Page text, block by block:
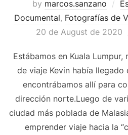
by marcos.sanzano
Documental, Fotografías de
20 de August de 2020
Estábamos en Kuala
de viaje Kevin había llegado
encontrábamos allí para
dirección norte.Luego de
ciudad más poblada de
emprender viaje hacia la